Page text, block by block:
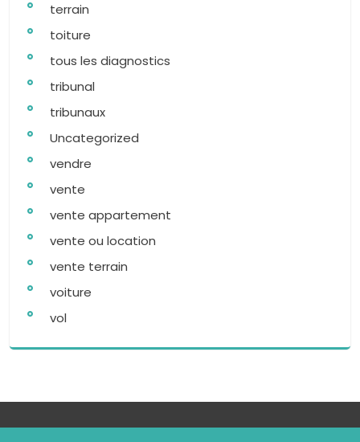
terrain
toiture
tous les diagnostics
tribunal
tribunaux
Uncategorized
vendre
vente
vente appartement
vente ou location
vente terrain
voiture
vol